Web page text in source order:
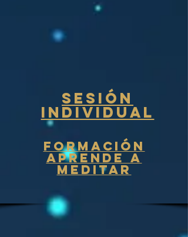
sESIÓN
INDIVIDUAL
fORMACIÓN
APRENDE A
MEDITAR